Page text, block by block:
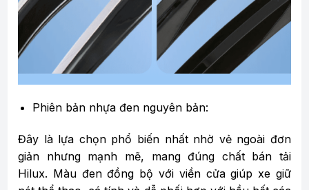
Phiên bản nhựa đen nguyên bản:
Đây là lựa chọn phổ biến nhất nhờ vẻ ngoài đơn
giản nhưng mạnh mẽ, mang đúng chất bán tải
Hilux. Màu đen đồng bộ với viền cửa giúp xe giữ